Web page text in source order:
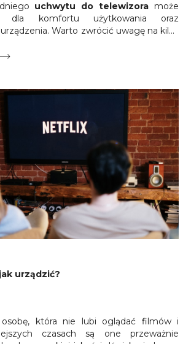
uchwytu do telewizora może
dla komfortu użytkowania oraz
Warto zwrócić uwagę na kilka
telewizorem oraz sposób montażu.
urządzić?
osobę, która nie lubi oglądać filmów i
czasach są one przeważnie